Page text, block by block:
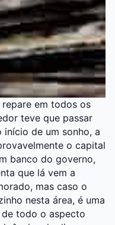
em todos os
teve que passar
início de um sonho, a
o capital
banco do governo,
que lá vem a
mas caso o
nesta área, é uma
todo o aspecto